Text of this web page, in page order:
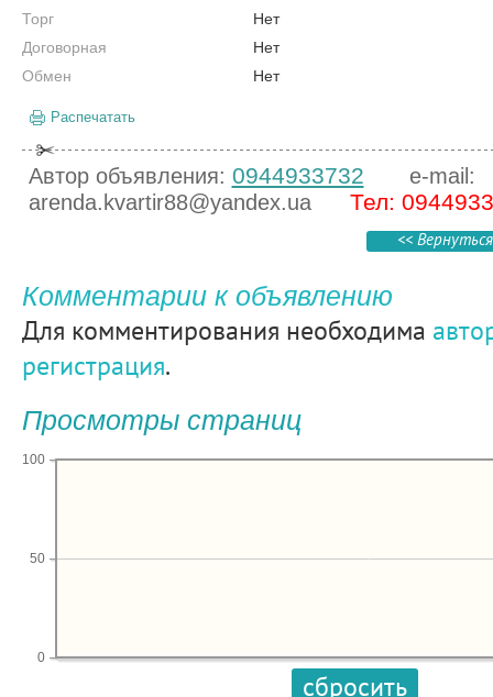
Торг
Нет
Договорная
Нет
Обмен
Нет
Распечатать
Автор объявления: 0944933732
e-mail:
arenda.kvartir88@yandex.ua
Тел:
<<
Комментарии к объявлению
Для комментирования необходима
регистрация.
Просмотры страниц
0
50
100
сбросить